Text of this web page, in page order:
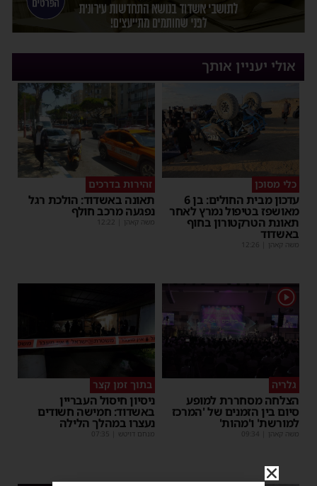
אולי יעניין אותך
כלי מסוכן
עדכון מבית החולים: בן 6
מאושפז בטיפול נמרץ לאחר
תאונת הטרקטורון בחוף
באשדוד
משה קאהן 12:26
זהירות בדרכים
תאונה באשדוד: הולכת רגל
נפגעה מרכב חולף
משה קאהן 12:22
1
גלריה
הצלחה מסחררת למופע
סיום בין הזמנים של 'המרכז
למורשת' ו'מהות'
משה קאהן 09:34
בתוך זמן קצר
ניסיון חיסול העבריין
באשדוד: חמישה חשודים
נעצרו במהלך הלילה
מנחם דויטש 07:35